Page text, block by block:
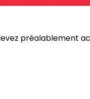
préalablement